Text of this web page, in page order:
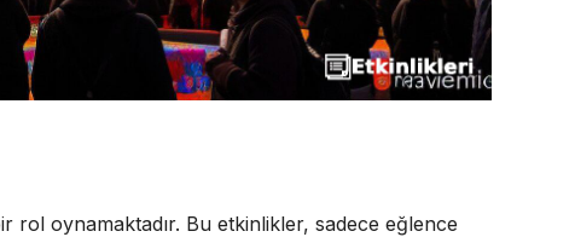
rol oynamaktadır. Bu etkinlikler, sadece eğlence